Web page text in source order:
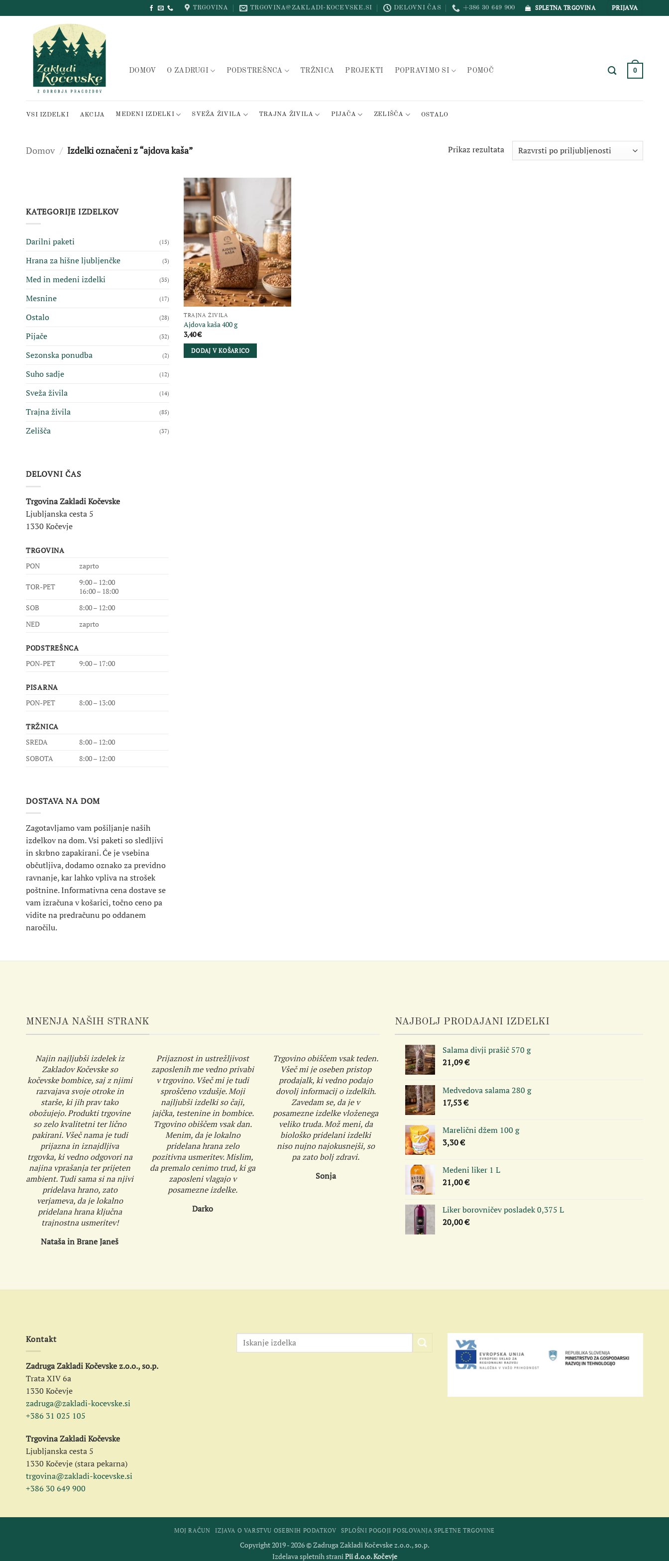
to
TRGOVINA TRGOVINA@ZAKLADI-KOCEVSKE.SI DELOVNI ČAS +386 30 649 900 SPLETNA TRGOVINA PRIJAVA
DOMOV O ZADRUGI PODSTREŠNCA TRŽNICA PROJEKTI POPRAVIMO SI POMOČ 0
VSI IZDELKI AKCIJA MEDENI IZDELKI SVEŽA ŽIVILA TRAJNA ŽIVILA PIJAČA ZELIŠČA OSTALO
Domov / Izdelki označeni z “ajdova kaša” Prikaz rezultata
KATEGORIJE IZDELKOV
Darilni paketi (15)
Hrana za hišne ljubljenčke (3)
Med in medeni izdelki (35)
Mesnine (17)
Ostalo (28)
Pijače (32)
Sezonska ponudba (2)
Suho sadje (12)
Sveža živila (14)
Trajna živila (85)
Zelišča (37)
DELOVNI ČAS
Trgovina Zakladi Kočevske
Ljubljanska cesta 5
1330 Kočevje
TRGOVINA
PON
zaprto
TOR-PET
9:00 – 12:00
16:00 – 18:00
SOB
8:00 – 12:00
NED
zaprto
PODSTREŠNCA
PON-PET
9:00 – 17:00
PISARNA
PON-PET
8:00 – 13:00
TRŽNICA
SREDA
8:00 – 12:00
SOBOTA
8:00 – 12:00
DOSTAVA NA DOM
Zagotavljamo vam pošiljanje naših
izdelkov na dom. Vsi paketi so sledljivi
in skrbno zapakirani. Če je vsebina
občutljiva, dodamo oznako za previdno
ravnanje, kar lahko vpliva na strošek
poštnine. Informativna cena dostave se
vam izračuna v košarici, točno ceno pa
vidite na predračunu po oddanem
naročilu.
TRAJNA ŽIVILA
Ajdova kaša 400 g
3,40€
DODAJ V KOŠARICO
MNENJA NAŠIH STRANK
Najin najljubši izdelek iz
Zakladov Kočevske so
kočevske bombice, saj z njimi
razvajava svoje otroke in
starše, ki jih prav tako
obožujejo. Produkti trgovine
so zelo kvalitetni ter lično
pakirani. Všeč nama je tudi
prijazna in iznajdljiva
trgovka, ki vedno odgovori na
najina vprašanja ter prijeten
ambient. Tudi sama si na njivi
pridelava hrano, zato
verjameva, da je lokalno
pridelana hrana ključna
trajnostna usmeritev!
Nataša in Brane Janeš
Prijaznost in ustrežljivost
zaposlenih me vedno privabi
v trgovino. Všeč mi je tudi
sproščeno vzdušje. Moji
najljubši izdelki so čaji,
jajčka, testenine in bombice.
Trgovino obiščem vsak dan.
Menim, da je lokalno
pridelana hrana zelo
pozitivna usmeritev. Mislim,
da premalo cenimo trud, ki ga
zaposleni vlagajo v
posamezne izdelke.
Darko
Trgovino obiščem vsak teden.
Všeč mi je oseben pristop
prodajalk, ki vedno podajo
dovolj informacij o izdelkih.
Zavedam se, da je v
posamezne izdelke vloženega
veliko truda. Mož meni, da
biološko pridelani izdelki
niso nujno najokusnejši, so
pa zato bolj zdravi.
Sonja
NAJBOLJ PRODAJANI IZDELKI
Salama divji prašič 570 g
21,09€
Medvedova salama 280 g
17,53€
Marelični džem 100 g
3,30€
Medeni liker 1 L
21,00€
Liker borovničev posladek 0,375 L
20,00€
Kontakt
Zadruga Zakladi Kočevske z.o.o., so.p.
Trata XIV 6a
1330 Kočevje
zadruga@zakladi-kocevske.si
+386 31 025 105
Trgovina Zakladi Kočevske
Ljubljanska cesta 5
1330 Kočevje (stara pekarna)
trgovina@zakladi-kocevske.si
+386 30 649 900
MOJ RAČUN IZJAVA O VARSTVU OSEBNIH PODATKOV SPLOŠNI POGOJI POSLOVANJA SPLETNE TRGOVINE
Copyright 2019 - 2026 © Zadruga Zakladi Kočevske z.o.o., so.p.
Izdelava spletnih straniPii d.o.o. Kočevje